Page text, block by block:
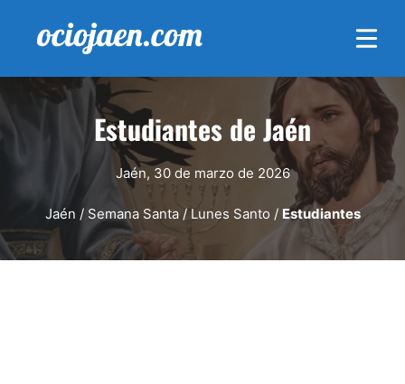
Estudiantes de Jaén
Jaén, 30 de marzo de 2026
Jaén / Semana Santa/ Lunes Santo / Estudiantes